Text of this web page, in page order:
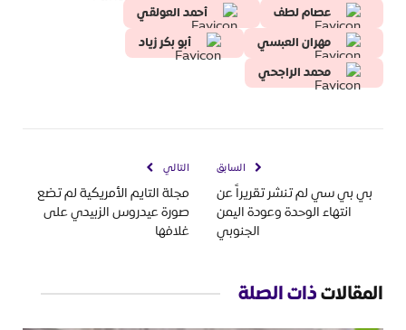
عصام لطف
أحمد العولقي
مهران العبسي
أبو بكر زياد
محمد الراجحي
السابق
بي بي سي لم تنشر تقريراً عن
انتهاء الوحدة وعودة اليمن
الجنوبي
التالي
مجلة التايم الأمريكية لم تضع
صورة عيدروس الزبيدي على
غلافها
المقالاتذات الصلة